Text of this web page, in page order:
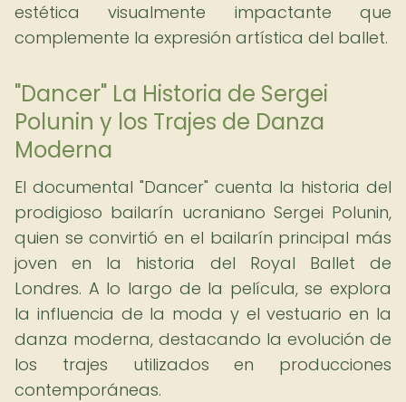
estética visualmente impactante que
complemente la expresión artística del ballet.
"Dancer" La Historia de Sergei
Polunin y los Trajes de Danza
Moderna
El documental "Dancer" cuenta la historia del
prodigioso bailarín ucraniano Sergei Polunin,
quien se convirtió en el bailarín principal más
joven en la historia del Royal Ballet de
Londres. A lo largo de la película, se explora
la influencia de la moda y el vestuario en la
danza moderna, destacando la evolución de
los trajes utilizados en producciones
contemporáneas.